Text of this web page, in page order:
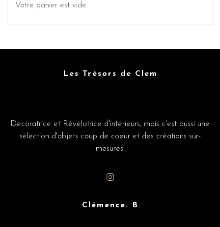
Votre panier est vide.
Les Trésors de Clem
Décoratrice et Révélatrice d'intérieurs, mais c'est aussi une
sélection d'objets coup de coeur et des créations sur-
mesures.
Clémence. B